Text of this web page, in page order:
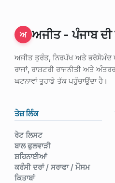
ਅ ਅਜੀਤ - ਪੰਜਾਬ
ਅਜੀਤ ਤੁਰੰਤ, ਨਿਰਪੱਖ ਅਤੇ ਭਰੋਸੇਮੰਦ
ਰਾਜਾਂ, ਰਾਸ਼ਟਰੀ ਰਾਜਨੀਤੀ ਅਤੇ
ਘਟਨਾਵਾਂ ਤੁਹਾਡੇ ਤੱਕ ਪਹੁੰਚਾਉਂਦਾ ਹੈ।
ਤੇਜ਼ ਲਿੰਕ
ਰੇਟ ਲਿਸਟ
ਬਾਲ ਫੁਲਵਾੜੀ
ਸ਼ਹਿਨਾਈਆਂ
ਕਰੰਸੀ ਦਰਾਂ / ਸਰਾਫਾ / ਮੌਸਮ
ਕਿਤਾਬਾਂ